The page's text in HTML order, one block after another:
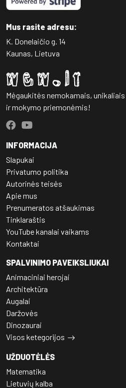
Mus rasite adresu:
K. Donelaičio g. 14
Kaunas, Lietuva
Mėgaukitės nemokamais,
ir mokymo priemonėmis!
INFORMACIJA
Slapukai
Privatumo politika
Autorinės teisės
Apie mus
Prenumeratos atšaukimas
Tinklaraštis
YouTube kanalai vaikams
Kontaktai
SPALVINIMO PAVEIKSLIUKAI
Animaciniai herojai
Architektūra
Augalai
Daržovės
Dinozaurai
Visos ketegorijos
UŽDUOTĖLĖS
Matematika
Lietuvių kalba